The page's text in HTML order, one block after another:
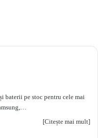
baterii pe stoc pentru cele mai
[Citește mai mult]